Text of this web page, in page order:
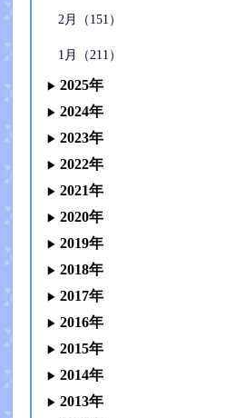
2月（151）
1月（211）
2025年
2024年
2023年
2022年
2021年
2020年
2019年
2018年
2017年
2016年
2015年
2014年
2013年